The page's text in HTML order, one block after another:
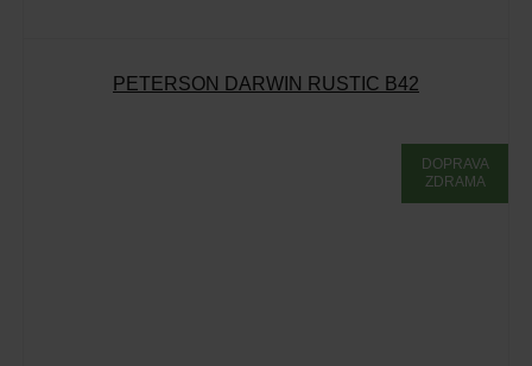
PETERSON DARWIN RUSTIC B42
DOPRAVA
ZDRAMA